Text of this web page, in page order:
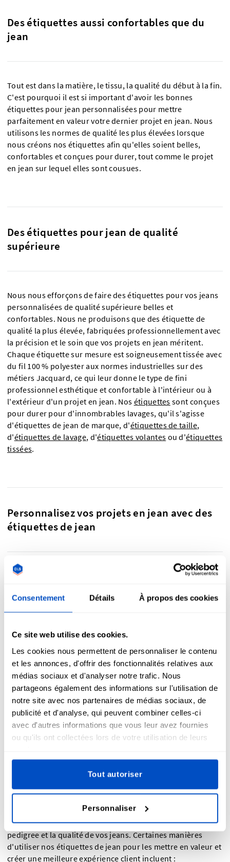
Consentement Détails À propos des cookies
Ce site web utilise des cookies.
Les cookies nous permettent de personnaliser le contenu
et les annonces, d'offrir des fonctionnalités relatives aux
médias sociaux et d'analyser notre trafic. Nous
partageons également des informations sur l'utilisation de
notre site avec nos partenaires de médias sociaux, de
publicité et d'analyse, qui peuvent combiner celles-ci
avec d'autres informations que vous leur avez fournies
ou qu'ils ont collectées lors de votre utilisation de leurs
Tout autoriser
Personnaliser
Des étiquettes aussi confortables que du
jean
Tout est dans la matière, le tissu, la qualité du début à la fin.
C'est pourquoi il est si important d'avoir les bonnes
étiquettes pour jean personnalisées pour mettre
parfaitement en valeur votre dernier projet en jean. Nous
utilisons les normes de qualité les plus élevées lorsque
nous créons nos étiquettes afin qu'elles soient belles,
confortables et conçues pour durer, tout comme le projet
en jean sur lequel elles sont cousues.
Des étiquettes pour jean de qualité
supérieure
Nous nous efforçons de faire des étiquettes pour vos jeans
personnalisées de qualité supérieure belles et
confortables. Nous ne produisons que des étiquette de
qualité la plus élevée, fabriquées professionnellement avec
la précision et le soin que vos projets en jean méritent.
Chaque étiquette sur mesure est soigneusement tissée avec
du fil 100 % polyester aux normes industrielles sur des
métiers Jacquard, ce qui leur donne le type de fini
professionnel esthétique et confortable à l'intérieur ou à
l'extérieur d'un projet en jean. Nos étiquettes sont conçues
pour durer pour d'innombrables lavages, qu'il s'agisse
d'étiquettes de jean de marque, d'étiquettes de taille,
d'étiquettes de lavage, d'étiquettes volantes ou d'étiquettes
tissées.
Personnalisez vos projets en jean avec des
étiquettes de jean
Les étiquettes et le jean sont faits pour aller ensemble.
emblématique à l'arrière de la ceinture. Et si vous surcyclez
une paire de jeans vintage ou que vous créez votre propre
marque personnalisée. Il ne s'agit pas simplement de
l'étiquette à l'arrière, bien sûr. Il y a celles que l'on met à
l'intérieur pour penser à la taille, l'entretien et bien
d'autres choses. Mais aucun projet en jean n'est vraiment
complet sans une étiquette de jean tissée personnalisée.
Pourquoi les étiquettes de jean sont
essentielles pour mettre vos projets en
Les étiquettes jouent un grand rôle pour mettre en valeur le
pedigree et la qualité de vos jeans. Certaines manières
d'utiliser nos étiquettes de jean pour les mettre en valeur et
créer une meilleure expérience client incluent :